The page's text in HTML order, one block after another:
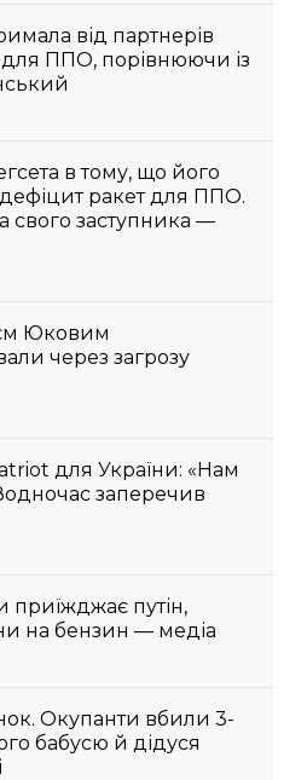
від партнерів
ППО, порівнюючи із
в тому, що його
ракет для ППО.
свого заступника —
Юковим
через загрозу
для України: «Нам
заперечив
приїжджає путін,
на бензин — медіа
Окупанти вбили 3-
бабусю й дідуся